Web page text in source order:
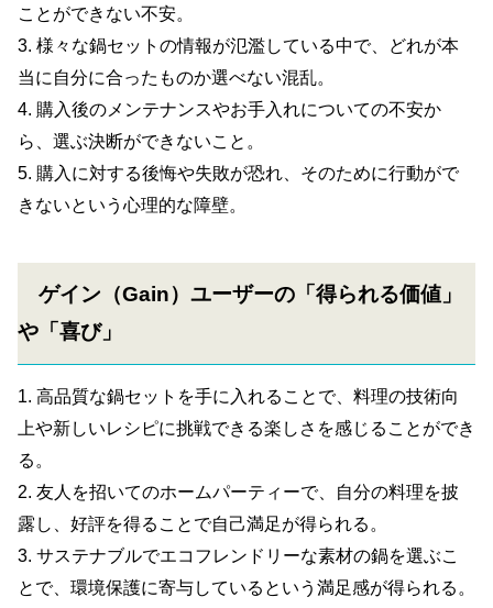
ことができない不安。
3. 様々な鍋セットの情報が氾濫している中で、どれが本
当に自分に合ったものか選べない混乱。
4. 購入後のメンテナンスやお手入れについての不安か
ら、選ぶ決断ができないこと。
5. 購入に対する後悔や失敗が恐れ、そのために行動がで
きないという心理的な障壁。
ゲイン（Gain）ユーザーの「得られる価値」
や「喜び」
1. 高品質な鍋セットを手に入れることで、料理の技術向
上や新しいレシピに挑戦できる楽しさを感じることができ
る。
2. 友人を招いてのホームパーティーで、自分の料理を披
露し、好評を得ることで自己満足が得られる。
3. サステナブルでエコフレンドリーな素材の鍋を選ぶこ
とで、環境保護に寄与しているという満足感が得られる。